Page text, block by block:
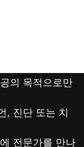
의 목적으로만
, 진단 또는 치
전문가를 만나